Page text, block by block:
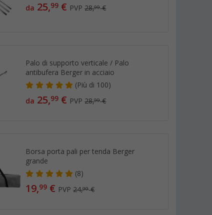
da 25,99 € PVP28,99€
Palo di supporto verticale / Palo
antibufera Berger in acciaio
(Più di 100)
da 25,99 € PVP28,99€
Borsa porta pali per tenda Berger
grande
(8)
19,99 € PVP24,99€